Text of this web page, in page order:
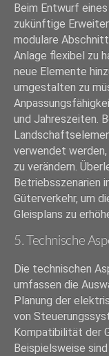
Beim Entwurf
zukünftige
modulare
Anlage flexibel zu
neue Elemente
umgestalten zu
und Jahreszeiten.
verwendet werden,
zu verändern.
Betriebsszenarien
Güterverkehr, um
Gleisplans zu
5. Technische
Die technischen
umfassen die
Planung der
von
Kompatibilität der
Beispielsweise